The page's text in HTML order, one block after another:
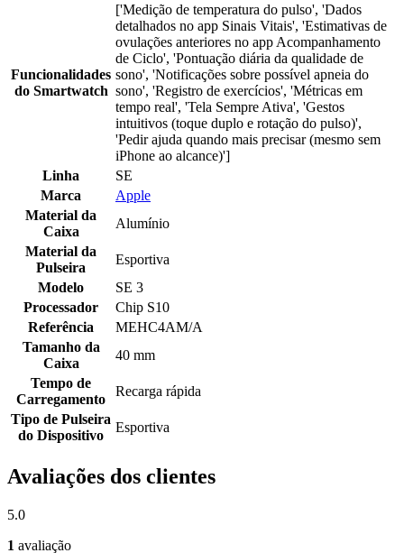
Funcionalidades
do Smartwatch
['Medição de temperatura do pulso', 'Dados
detalhados no app Sinais Vitais', 'Estimativas de
ovulações anteriores no app Acompanhamento
de Ciclo', 'Pontuação diária da qualidade de
sono', 'Notificações sobre possível apneia do
sono', 'Registro de exercícios', 'Métricas em
tempo real', 'Tela Sempre Ativa', 'Gestos
intuitivos (toque duplo e rotação do pulso)',
'Pedir ajuda quando mais precisar (mesmo sem
iPhone ao alcance)']
Linha
SE
Marca
Apple
Material da
Caixa
Alumínio
Material da
Pulseira
Esportiva
Modelo
SE 3
Processador
Chip S10
Referência
MEHC4AM/A
Tamanho da
Caixa
40 mm
Tempo de
Carregamento
Recarga rápida
Tipo de Pulseira
do Dispositivo
Esportiva
Avaliações dos clientes
5.0
1 avaliação